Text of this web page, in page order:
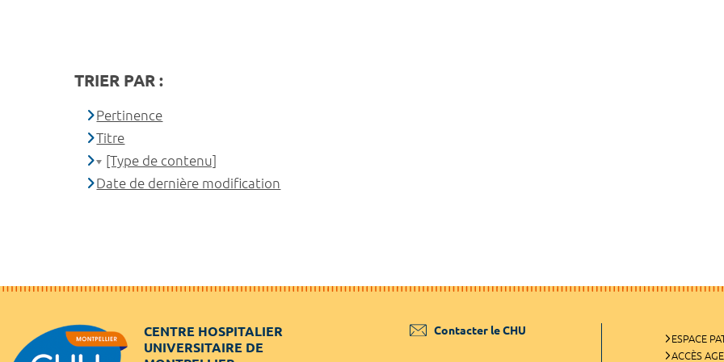
TRIER PAR :
Pertinence
Titre
[Type de contenu]
Date de dernière modification
CENTRE HOSPITALIER
UNIVERSITAIRE DE
Contacter le CHU
ESPACE
ACCÈS